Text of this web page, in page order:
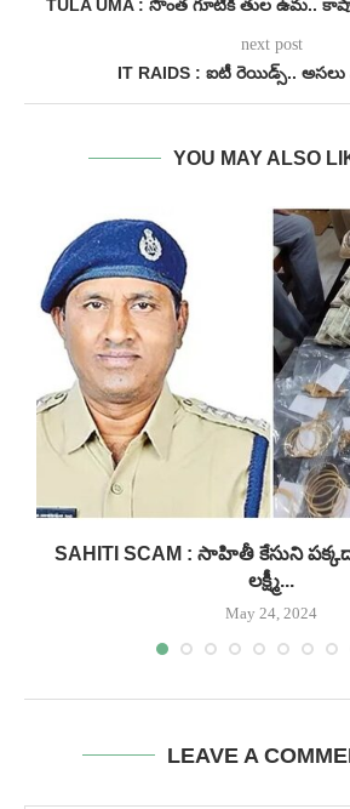
TULA UMA : సొంత గూటికి తుల ఉమ..
next post
IT RAIDS : ఐటీ రెయిడ్స్..
YOU MAY ALSO
SAHITI SCAM : సాహితీ కేసుని
లక్ష్మీ...
May 24, 2024
LEAVE A